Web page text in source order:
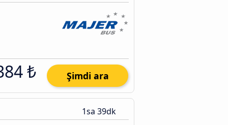
₺ Şimdi ara
1sa 39dk